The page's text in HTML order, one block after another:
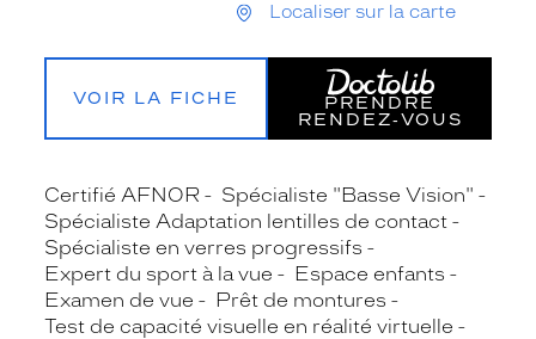
Localiser sur la carte
VOIR LA FICHE
PRENDRE
RENDEZ‑VOUS
Certifié AFNOR
Spécialiste "Basse Vision"
Spécialiste Adaptation lentilles de contact
Spécialiste en verres progressifs
Expert du sport à la vue
Espace enfants
Examen de vue
Prêt de montures
Test de capacité visuelle en réalité virtuelle